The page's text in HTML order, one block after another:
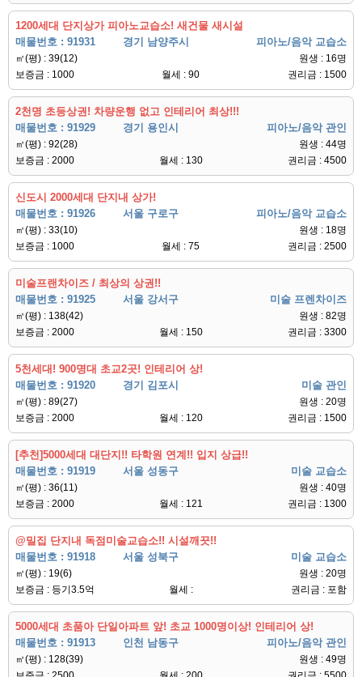
1200세대 단지상가 피아노교습소! 새건물 새시설
매물번호 : 91931
경기 남양주시 피아노/음악 교습소
㎡(평) : 39(12)
원생 : 16명
보증금 : 1000
월세 : 90 권리금 : 1500
2천명 초등상권! 차량운행 없고 인테리어 최상!!!
매물번호 : 91929
경기 용인시 피아노/음악 관인
㎡(평) : 92(28)
원생 : 44명
보증금 : 2000
월세 : 130 권리금 : 4500
신도시 2000세대 단지내 상가!
매물번호 : 91926
서울 구로구 피아노/음악 교습소
㎡(평) : 33(10)
원생 : 18명
보증금 : 1000
월세 : 75 권리금 : 2500
미술프랜차이즈 / 최상의 상권!!
매물번호 : 91925
서울 강서구 미술 프렌차이즈
㎡(평) : 138(42)
원생 : 82명
보증금 : 2000
월세 : 150 권리금 : 3300
5천세대! 900명대 초교2곳! 인테리어 상!
매물번호 : 91920
경기 김포시 미술 관인
㎡(평) : 89(27)
원생 : 20명
보증금 : 2000
월세 : 120 권리금 : 1500
[추천]5000세대 대단지!! 타학원 연계!! 입지 상급!!
매물번호 : 91919
서울 성동구 미술 교습소
㎡(평) : 36(11)
원생 : 40명
보증금 : 2000
월세 : 121 권리금 : 1300
@밀집 단지내 독점미술교습소!! 시설깨끗!!
매물번호 : 91918
서울 성북구 미술 교습소
㎡(평) : 19(6)
원생 : 20명
보증금 : 등기3.5억
월세 : 권리금 : 포함
5000세대 초품아 단일아파트 앞! 초교 1000명이상! 인테리어 상!
매물번호 : 91913
인천 남동구 피아노/음악 관인
㎡(평) : 128(39)
원생 : 49명